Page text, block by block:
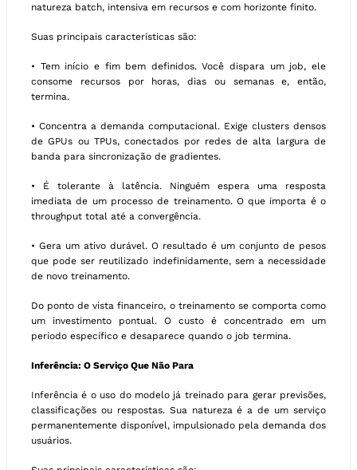
natureza batch, intensiva em recursos e com horizonte finito.
Suas principais características são:
• Tem início e fim bem definidos. Você dispara um job, ele
consome recursos por horas, dias ou semanas e, então,
termina.
• Concentra a demanda computacional. Exige clusters densos
de GPUs ou TPUs, conectados por redes de alta largura de
banda para sincronização de gradientes.
• É tolerante à latência. Ninguém espera uma resposta
imediata de um processo de treinamento. O que importa é o
throughput total até a convergência.
• Gera um ativo durável. O resultado é um conjunto de pesos
que pode ser reutilizado indefinidamente, sem a necessidade
de novo treinamento.
Do ponto de vista financeiro, o treinamento se comporta como
um investimento pontual. O custo é concentrado em um
período específico e desaparece quando o job termina.
Inferência: O Serviço Que Não Para
Inferência é o uso do modelo já treinado para gerar previsões,
classificações ou respostas. Sua natureza é a de um serviço
permanentemente disponível, impulsionado pela demanda dos
usuários.